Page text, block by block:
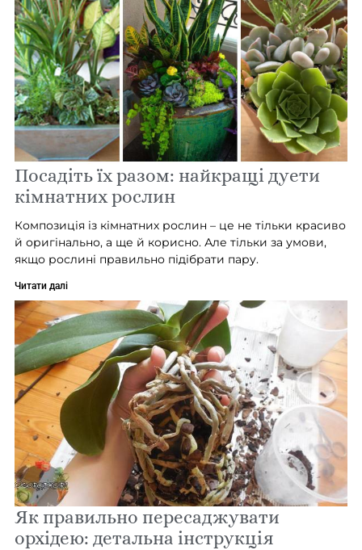
Посадіть їх разом: найкращі дуети
кімнатних рослин
Композиція із кімнатних рослин – це не тільки красиво
й оригінально, а ще й корисно. Але тільки за умови,
якщо рослині правильно підібрати пару.
Читати далі
Як правильно пересаджувати
орхідею: детальна інструкція